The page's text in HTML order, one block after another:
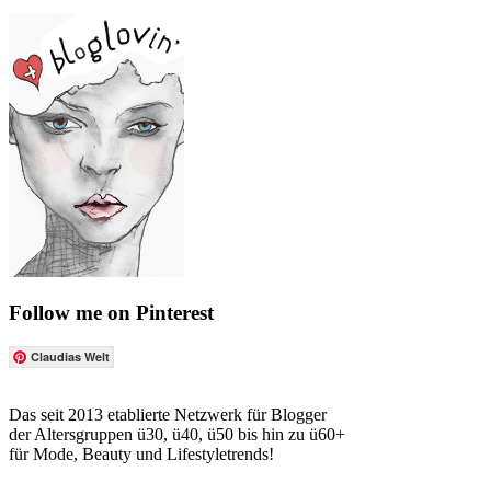
Follow me on Pinterest
Claudias Welt
Das seit 2013 etablierte Netzwerk für Blogger
der Altersgruppen ü30, ü40, ü50 bis hin zu ü60+
für Mode, Beauty und Lifestyletrends!